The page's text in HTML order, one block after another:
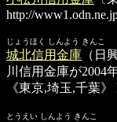
http://
じょうほく しんよう きんこ
城北信用金庫 （日
川信用金庫が2004
《東京,埼玉,千葉》
とうえい しんよう きんこ